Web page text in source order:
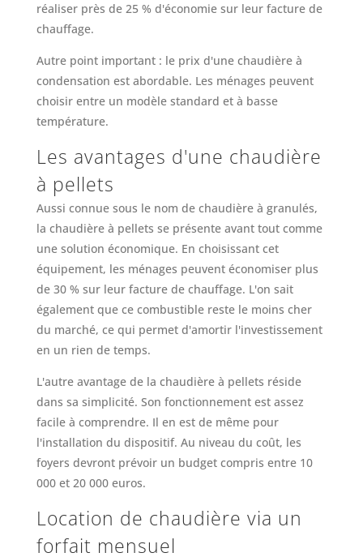
réaliser près de 25 % d'économie sur leur facture de
chauffage.
Autre point important : le prix d'une chaudière à
condensation est abordable. Les ménages peuvent
choisir entre un modèle standard et à basse
température.
Les avantages d'une chaudière
à pellets
Aussi connue sous le nom de chaudière à granulés,
la chaudière à pellets se présente avant tout comme
une solution économique. En choisissant cet
équipement, les ménages peuvent économiser plus
de 30 % sur leur facture de chauffage. L'on sait
également que ce combustible reste le moins cher
du marché, ce qui permet d'amortir l'investissement
en un rien de temps.
L'autre avantage de la chaudière à pellets réside
dans sa simplicité. Son fonctionnement est assez
facile à comprendre. Il en est de même pour
l'installation du dispositif. Au niveau du coût, les
foyers devront prévoir un budget compris entre 10
000 et 20 000 euros.
Location de chaudière via un
forfait mensuel